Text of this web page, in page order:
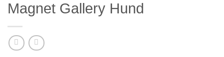
Magnet Gallery Hund